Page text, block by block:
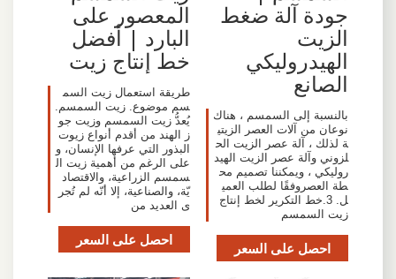
جودة آلة ضغط
الزيت
الهيدروليكي
الصانع
بالنسبة إلى السمسم ، هناك
نوعان من آلات العصر الزيتي
ة لذلك ، آلة عصر الزيت الح
لزوني وآلة عصر الزيت الهيد
روليكي ، ويمكننا تصميم مح
طة العصروفقًا لطلب العمي
ل. 3.خط التكرير لخط إنتاج
زيت السمسم
احصل على السعر
المعصور على
البارد | أفضل
خط إنتاج زيت
طريقة استعمال زيت السم
سم موضوع. زيت السمسم.
يُعدُّ زيت السمسم وزيت جو
ز الهند من أقدم أنواع زيوت
البذور التي عرفها الإنسان، و
على الرغم من أهمية زيت ال
سمسم الزراعية، والاقتصاد
يّة، والصناعية، إلا أنّه لم تُجر
ى العديد من
احصل على السعر